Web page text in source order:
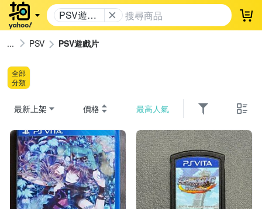
PSV遊戲
片
登
PSV PSV遊戲片
全部
分類
最新上架 價格 最高人氣